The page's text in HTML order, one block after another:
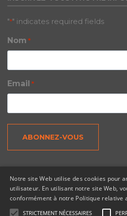
"*" indicates required fields
Nom *
Email *
© Tous droits réservés 2026 – Copernic,
Corporation.
Notre site Web utilise des cookies pour
utilisateur. En utilisant notre site Web,
conformément à notre Politique relative
STRICTEMENT NÉCESSAIRES